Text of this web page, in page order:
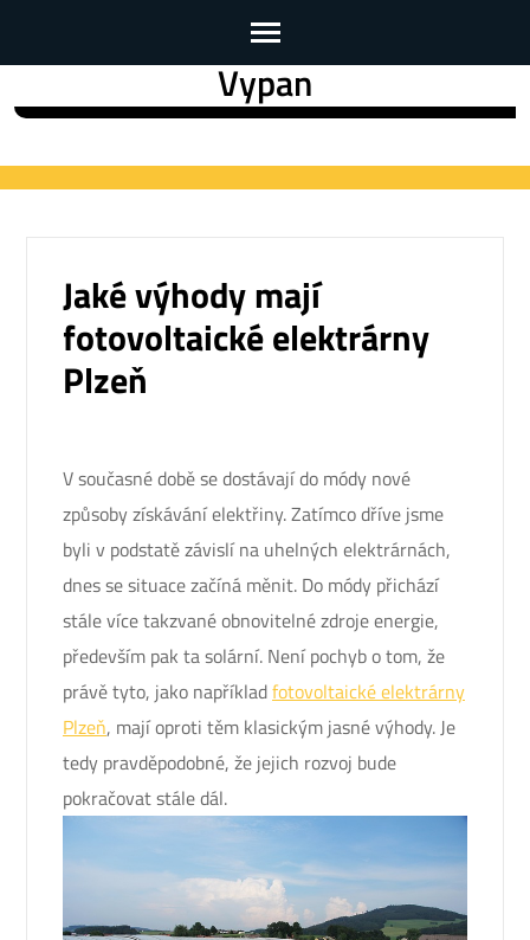
to
(Press
Vypan
Jaké výhody mají
fotovoltaické elektrárny
Plzeň
V současné době se dostávají do módy nové
způsoby získávání elektřiny. Zatímco dříve jsme
byli v podstatě závislí na uhelných elektrárnách,
dnes se situace začíná měnit. Do módy přichází
stále více takzvané obnovitelné zdroje energie,
především pak ta solární. Není pochyb o tom, že
právě tyto, jako napříkladfotovoltaické elektrárny
Plzeň, mají oproti těm klasickým jasné výhody. Je
tedy pravděpodobné, že jejich rozvoj bude
pokračovat stále dál.